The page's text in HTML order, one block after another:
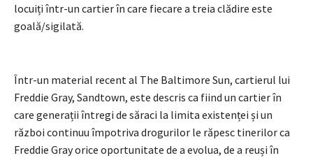
locuiți într-un cartier în care fiecare a treia clădire este
goală/sigilată.
Într-un material recent al The Baltimore Sun, cartierul lui
Freddie Gray, Sandtown, este descris ca fiind un cartier în
care generații întregi de săraci la limita existenței și un
război continuu împotriva drogurilor le răpesc tinerilor ca
Freddie Gray orice oportunitate de a evolua, de a reuși în